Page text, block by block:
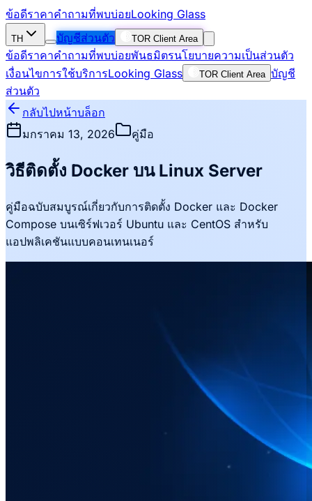
ข้อดีราคาคำถามที่พบบ่อยLooking Glass
TH บัญชีส่วนตัว TOR Client Area
ข้อดีราคาคำถามที่พบบ่อยพันธมิตรนโยบายความเป็นส่วนตัว
เงื่อนไขการใช้บริการLooking Glass TOR Client Area บัญชี
ส่วนตัว
กลับไปหน้าบล็อก
มกราคม 13, 2026
คู่มือ
วิธีติดตั้ง Docker บน Linux Server
คู่มือฉบับสมบูรณ์เกี่ยวกับการติดตั้ง Docker และ Docker
Compose บนเซิร์ฟเวอร์ Ubuntu และ CentOS สำหรับ
แอปพลิเคชันแบบคอนเทนเนอร์